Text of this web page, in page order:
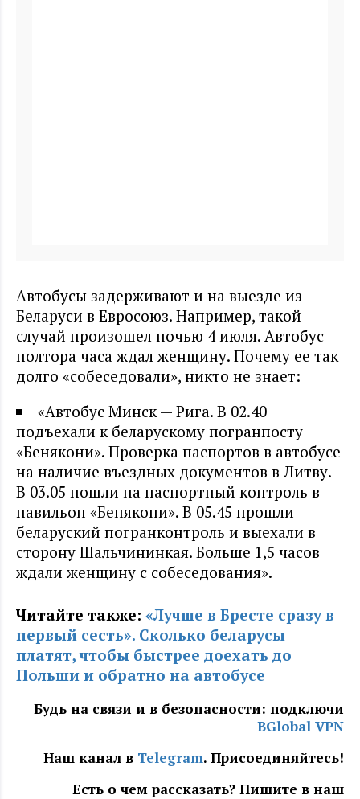
Автобусы задерживают и на выезде из
Беларуси в Евросоюз. Например, такой
случай произошел ночью 4 июля. Автобус
полтора часа ждал женщину. Почему ее так
долго «собеседовали», никто не знает:
«Автобус Минск — Рига. В 02.40
подъехали к беларускому погранпосту
«Бенякони». Проверка паспортов в автобусе
на наличие въездных документов в Литву.
В 03.05 пошли на паспортный контроль в
павильон «Бенякони». В 05.45 прошли
беларуский погранконтроль и выехали в
сторону Шальчининкая. Больше 1,5 часов
ждали женщину с собеседования».
Читайте также: «Лучше в Бресте сразу в
первый сесть». Сколько беларусы
платят, чтобы быстрее доехать до
Польши и обратно на автобусе
Будь на связи и в безопасности: подключи
BGlobal VPN
Наш канал в Telegram. Присоединяйтесь!
Есть о чем рассказать? Пишите в наш